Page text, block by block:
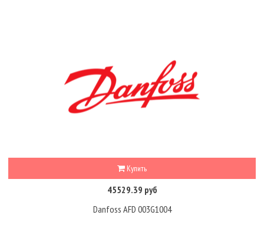
Купить
45529.39 руб
Danfoss AFD 003G1004